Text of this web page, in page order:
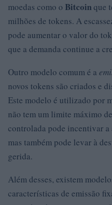
moedas como o Bitcoinque
milhões de tokens. A
pode aumentar o valor do
que a demanda continue a
Outro modelo comum é a
novos tokens são criados e
Este modelo é utilizado por
não tem um limite máximo
controlada pode incentivar a
mas também pode levar à
gerida.
Além desses, existem
características de emissão